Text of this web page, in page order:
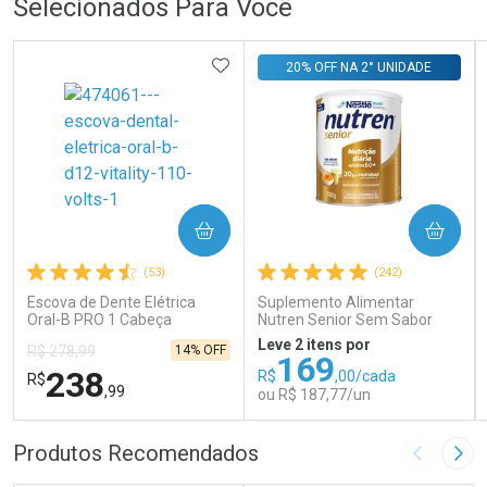
Selecionados Para Você
(53)
Escova de Dente Elétrica
Oral-B PRO 1 Cabeça
Redonda Recarregável 1
Unidade
R$ 278,99
R$238,99
14% OFF
ADICIONAR AOS FAVORITOS
COMPRAR
FECHAR
FECHAR
Por Menos
(242)
Suplemento Alimentar
Nutren Senior Sem Sabor
740g
20% OFF NA 2° UNIDADE
Leve 2 itens por
R$169,00/cada
ou R$ 187,77/un
COMPRAR
Por Menos
Produtos Recomendados Imagem